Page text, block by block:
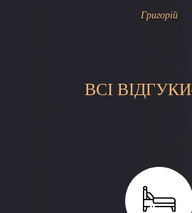
Григорій
ВСІ ВІДГУКИ